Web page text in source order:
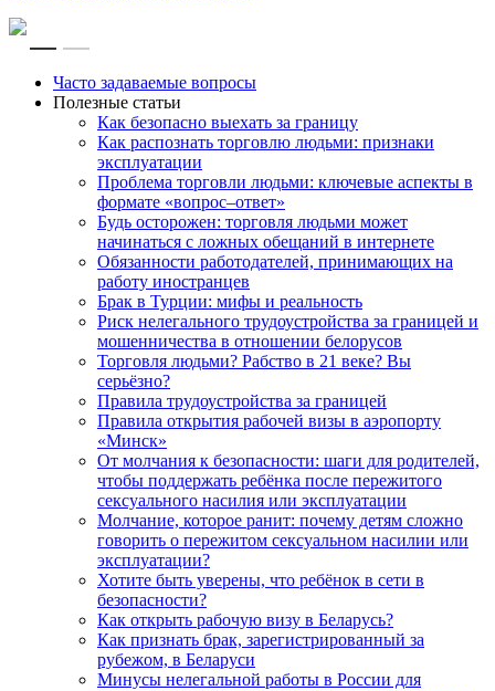
RUEN
Часто задаваемые вопросы
Полезные статьи
Как безопасно выехать за границу
Как распознать торговлю людьми: признаки
эксплуатации
Проблема торговли людьми: ключевые аспекты в
формате «вопрос–ответ»
Будь осторожен: торговля людьми может
начинаться с ложных обещаний в интернете
Обязанности работодателей, принимающих на
работу иностранцев
Брак в Турции: мифы и реальность
Риск нелегального трудоустройства за границей и
мошенничества в отношении белорусов
Торговля людьми? Рабство в 21 веке? Вы
серьёзно?
Правила трудоустройства за границей
Правила открытия рабочей визы в аэропорту
«Минск»
От молчания к безопасности: шаги для родителей,
чтобы поддержать ребёнка после пережитого
сексуального насилия или эксплуатации
Молчание, которое ранит: почему детям сложно
говорить о пережитом сексуальном насилии или
эксплуатации?
Хотите быть уверены, что ребёнок в сети в
безопасности?
Как открыть рабочую визу в Беларусь?
Как признать брак, зарегистрированный за
рубежом, в Беларуси
Минусы нелегальной работы в России для